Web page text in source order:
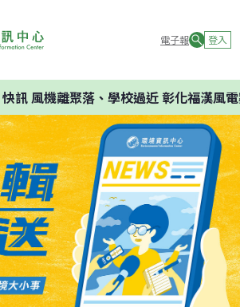
電子報 登入
快訊風機離聚落、學校過近 彰化福漢風電